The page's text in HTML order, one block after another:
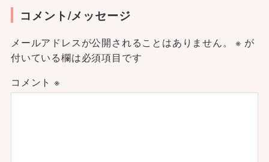
コメント/メッセージ
メールアドレスが公開されることはありません。 ※ が
付いている欄は必須項目です
コメント ※